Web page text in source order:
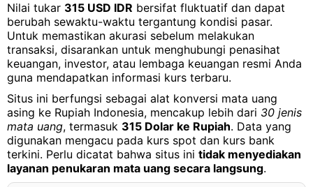
315.05 USD
Rp5,627,842.12 IDR
315.06 USD
Rp5,628,020.75 IDR
315.07 USD
Rp5,628,199.38 IDR
315.08 USD
Rp5,628,378.02 IDR
315.09 USD
Rp5,628,556.65 IDR
315.10 USD
Rp5,628,735.28 IDR
315.11 USD
Rp5,628,913.92 IDR
315.12 USD
Rp5,629,092.55 IDR
Nilai tukar 315 USD IDR bersifat fluktuatif dan dapat
berubah sewaktu-waktu tergantung kondisi pasar.
Untuk memastikan akurasi sebelum melakukan
transaksi, disarankan untuk menghubungi penasihat
keuangan, investor, atau lembaga keuangan resmi Anda
guna mendapatkan informasi kurs terbaru.
Situs ini berfungsi sebagai alat konversi mata uang
asing ke Rupiah Indonesia, mencakup lebih dari 30 jenis
mata uang, termasuk 315 Dolar ke Rupiah. Data yang
digunakan mengacu pada kurs spot dan kurs bank
terkini. Perlu dicatat bahwa situs ini tidak menyediakan
layanan penukaran mata uang secara langsung.